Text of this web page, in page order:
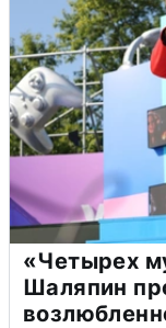
«Четырех
Шаляпин